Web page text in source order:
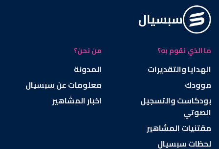
سبسيال
ما الذي نقوم به؟
الهدايا والتقديرات
موودك
بودكاست والتسجيل
الصوتي
مقتنيات المشاهير
لحظات سبسيال
من نحن؟
المدونة
معلومات عن سبسيال
اخبار المشاهير